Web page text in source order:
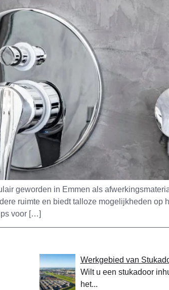
geworden in Emmen als
ruimte en biedt talloze mogelijkheden
voor […]
Werkgebied van
Wilt u een stukadoor
het...